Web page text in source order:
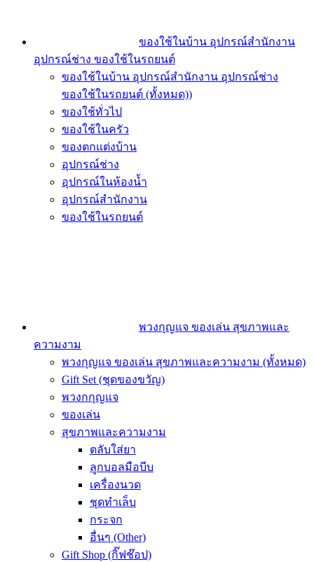
ของใช้ในบ้าน อุปกรณ์สำนักงาน
อุปกรณ์ช่าง ของใช้ในรถยนต์
ของใช้ในบ้าน อุปกรณ์สำนักงาน อุปกรณ์ช่าง
ของใช้ในรถยนต์ (ทั้งหมด))
ของใช้ทั่วไป
ของใช้ในครัว
ของตกแต่งบ้าน
อุปกรณ์ช่าง
อุปกรณ์ในห้องน้ำ
อุปกรณ์สำนักงาน
ของใช้ในรถยนต์
พวงกุญแจ ของเล่น สุขภาพและ
ความงาม
พวงกุญแจ ของเล่น สุขภาพและความงาม (ทั้งหมด)
Gift Set (ชุดของขวัญ)
พวงกกุญแจ
ของเล่น
สุขภาพและความงาม
ตลับใส่ยา
ลูกบอลมือบีบ
เครื่องนวด
ชุดทำเล็บ
กระจก
อื่นๆ (Other)
Gift Shop (กิ๊ฟช๊อป)